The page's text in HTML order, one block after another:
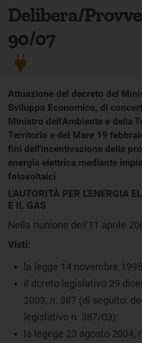
Delibera/
90/07
Attuazione del decreto del
Sviluppo Economico, di
Ministro dell'Ambiente e della
Territorio e del Mare 19
fini dell'incentivazione della
energia elettrica mediante
fotovoltaici
L'AUTORITÀ PER L'ENERGIA
E IL GAS
Nella riunione dell'11 aprile
Visti:
la legge 14 novembre
il dcreto legislativo 29
2003, n. 387 (di seguito:
legislativo n. 387/03);
la legege 23 agosto 2004,